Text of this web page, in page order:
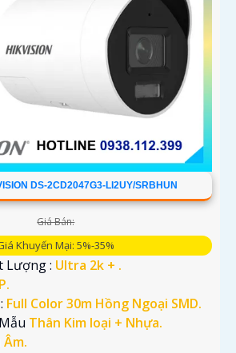
DS-2CD2047G3-LI2UY/SRBHUN
Giá Bán:
Khuyến Mại: 5%-35%
Lượng : Ultra 2k + .
Full Color 30m Hồng Ngoại SMD.
Thân Kim loại + Nhựa.